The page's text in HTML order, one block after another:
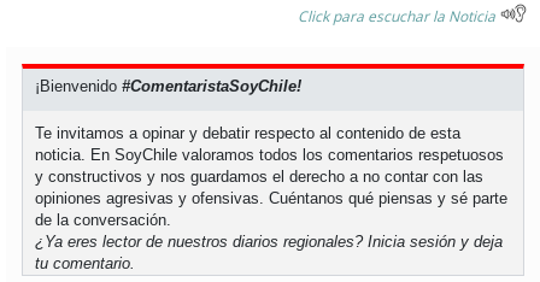
soychillán
soy sancarlos
soytalcahuano
soyconcepción
Click para escuchar la Noticia
¡Bienvenido#ComentaristaSoyChile!
Te invitamos a opinar y debatir respecto al contenido de esta
noticia. En SoyChile valoramos todos los comentarios respetuosos
y constructivos y nos guardamos el derecho a no contar con las
opiniones agresivas y ofensivas. Cuéntanos qué piensas y sé parte
de la conversación.
¿Ya eres lector de nuestros diarios regionales?Inicia sesión y deja
tu comentario.